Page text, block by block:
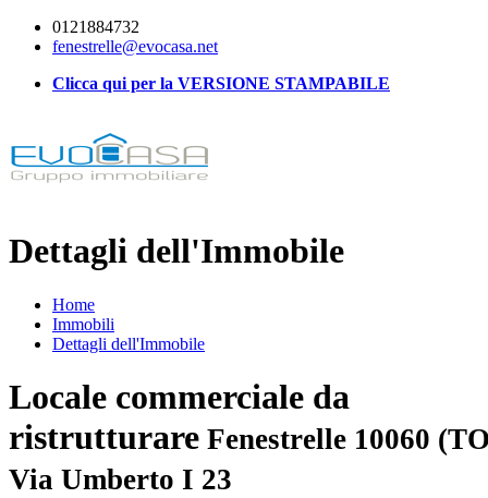
0121884732
fenestrelle@evocasa.net
Clicca qui per la VERSIONE STAMPABILE
Dettagli dell'Immobile
Home
Immobili
Dettagli dell'Immobile
Locale commerciale da
ristrutturare Fenestrelle 10060
Via Umberto I 23